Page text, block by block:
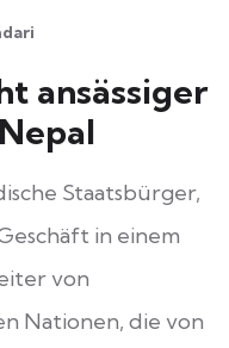
ansässiger
Staatsbürger,
in einem
von
Nationen, die von